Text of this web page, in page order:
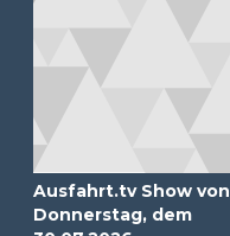
Ausfahrt.tv Show von
Donnerstag, dem